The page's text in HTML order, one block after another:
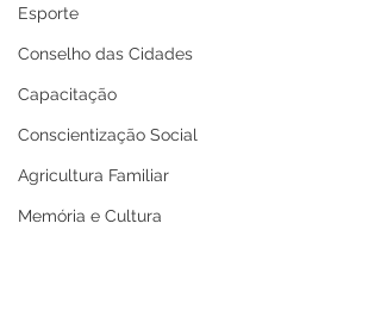
Esporte
Conselho das Cidades
Capacitação
Conscientização Social
Agricultura Familiar
Memória e Cultura